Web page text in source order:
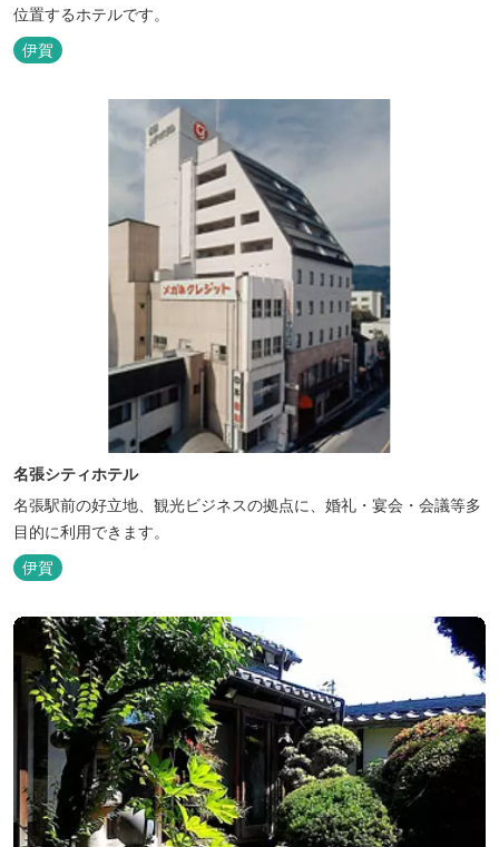
位置するホテルです。
伊賀
名張シティホテル
名張駅前の好立地、観光ビジネスの拠点に、婚礼・宴会・会議等多
目的に利用できます。
伊賀